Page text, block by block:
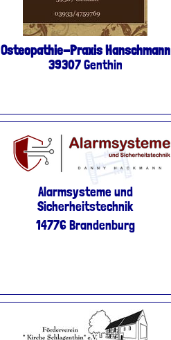
Osteopathie-Praxis Hanschmann
39307 Genthin
Alarmsysteme und
Sicherheitstechnik
14776 Brandenburg